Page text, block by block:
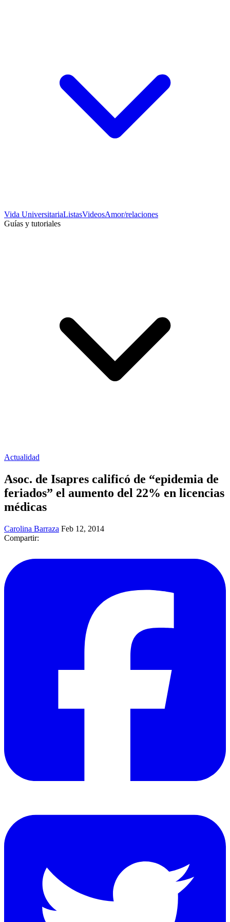
Vida UniversitariaListasVideosAmor/relaciones
Guías y tutoriales
Actualidad
Asoc. de Isapres calificó de “epidemia de
feriados” el aumento del 22% en licencias
médicas
Carolina Barraza Feb 12, 2014
Compartir: